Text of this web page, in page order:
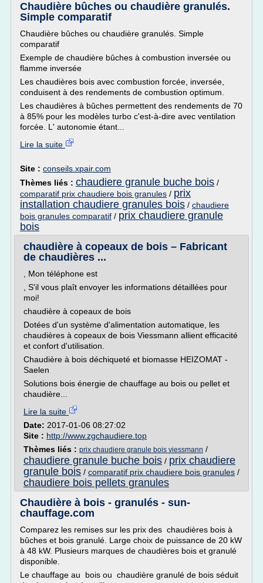
Chaudière bûches ou chaudière granulés.
Simple comparatif
Chaudière bûches ou chaudière granulés. Simple
comparatif
Exemple de chaudière bûches à combustion inversée ou
flamme inversée
Les chaudières bois avec combustion forcée, inversée,
conduisent à des rendements de combustion optimum.
Les chaudières à bûches permettent des rendements de 70
à 85% pour les modèles turbo c'est-à-dire avec ventilation
forcée. L' autonomie étant...
Lire la suite
Site : conseils.xpair.com
Thèmes liés : chaudiere granule buche bois /
comparatif prix chaudiere bois granules / prix
installation chaudiere granules bois / chaudiere
bois granules comparatif / prix chaudiere granule
bois
chaudière à copeaux de bois – Fabricant
de chaudières ...
, Mon téléphone est
, S'il vous plaît envoyer les informations détaillées pour
moi!
chaudière à copeaux de bois
Dotées d'un système d'alimentation automatique, les
chaudières à copeaux de bois Viessmann allient efficacité
et confort d'utilisation.
Chaudière à bois déchiqueté et biomasse HEIZOMAT -
Saelen
Solutions bois énergie de chauffage au bois ou pellet et
chaudière...
Lire la suite
Date: 2017-01-06 08:27:02
Site : http://www.zgchaudiere.top
Thèmes liés : prix chaudiere granule bois viessmann /
chaudiere granule buche bois / prix chaudiere
granule bois / comparatif prix chaudiere bois granules /
chaudiere bois pellets granules
Chaudière à bois - granulés - sun-
chauffage.com
Comparez les remises sur les prix des chaudières bois à
bûches et bois granulé. Large choix de puissance de 20 kW
à 48 kW. Plusieurs marques de chaudières bois et granulé
disponible.
Le chauffage au bois ou chaudière granulé de bois séduit